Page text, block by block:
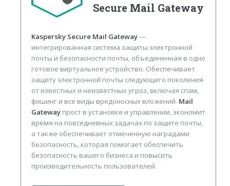
Secure Mail Gateway
Kaspersky Secure Mail Gateway—
интегрированная система защиты электронной
почты и безопасности почты, объединенная в одно
готовое виртуальное устройство. Обеспечивает
защиту электронной почты следующего поколения
от известных и неизвестных угроз, включая спам,
фишинг и все виды вредоносных вложений. Mail
Gatewayпрост в установке и управлении, экономит
время на повседневных задачах по защите почты,
а также обеспечивает отмеченную наградами
безопасность, которая помогает обеспечить
безопасность вашего бизнеса и повысить
производительность пользователей.